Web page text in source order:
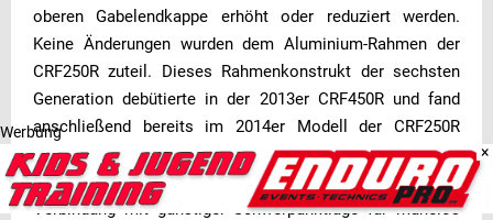
oberen Gabelendkappe erhöht oder reduziert werden.
Keine Änderungen wurden dem Aluminium-Rahmen der
CRF250R zuteil. Dieses Rahmenkonstrukt der sechsten
Generation debütierte in der 2013er CRF450R und fand
anschließend bereits im 2014er Modell der CRF250R
Verwendung. Das bei der Konstruktion geschickt
umgesetzte Prinzip der zentralisierten Massen sorgt in
Verbindung mit günstiger Schwerpunktlage für mühelos
Werbung
×